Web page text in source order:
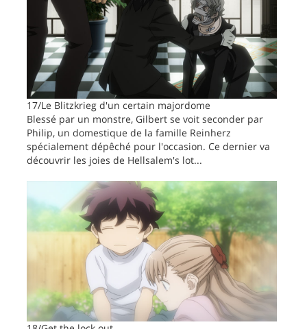
17/Le Blitzkrieg d'un certain majordome
Blessé par un monstre, Gilbert se voit seconder par
Philip, un domestique de la famille Reinherz
spécialement dépêché pour l'occasion. Ce dernier va
découvrir les joies de Hellsalem's lot...